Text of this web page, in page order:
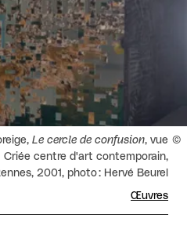
Le cercle de confusion, vue
Criée centre d'art contemporain,
2001, photo : Hervé Beurel
Œuvres